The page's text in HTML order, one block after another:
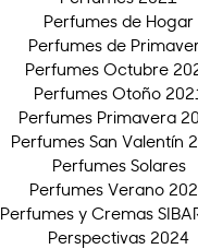
Perfumes de Hogar
Perfumes de
Perfumes Octubre
Perfumes Otoño
Perfumes Primavera
Perfumes San Valentín
Perfumes Solares
Perfumes Verano
Perfumes y Cremas
Perspectivas 2024